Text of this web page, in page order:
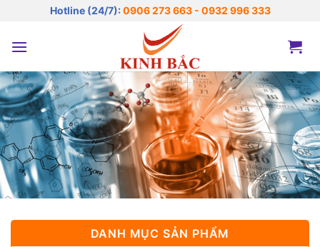
nội
Hotline (24/7): 0906 273 663 - 0932 996 333
DANH MỤC SẢN PHẨM